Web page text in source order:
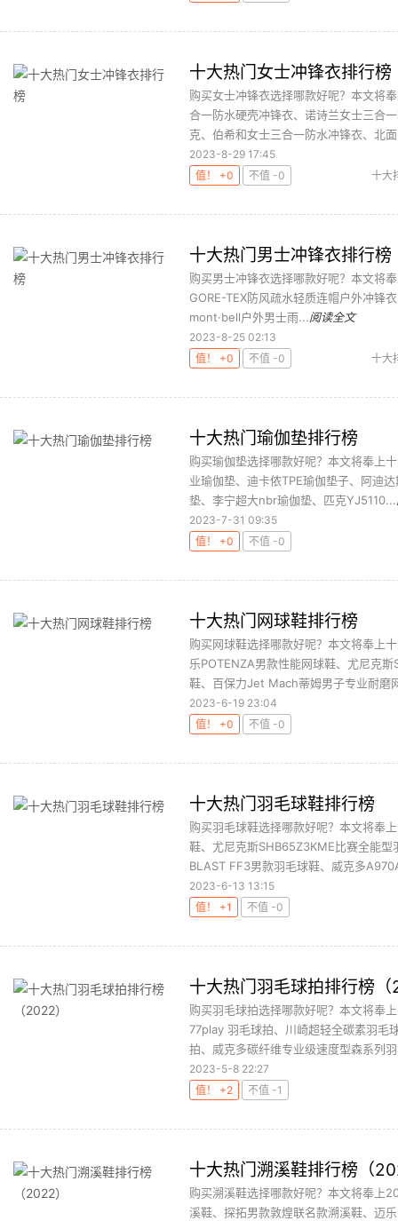
十大热门女士冲锋衣排行榜
购买女士冲锋衣选择哪款好呢？本文将
合一防水硬壳冲锋衣、诺诗兰女士三合
克、伯希和女士三合一防水冲锋衣、北
2023-8-29 17:45
值！ +0
不值 -0 十大
十大热门男士冲锋衣排行榜
购买男士冲锋衣选择哪款好呢？本文将
GORE-TEX防风疏水轻质连帽户外冲锋
mont·bell户外男士雨...阅读全文
2023-8-25 02:13
值！ +0
不值 -0 十大
十大热门瑜伽垫排行榜
购买瑜伽垫选择哪款好呢？本文将奉上
业瑜伽垫、迪卡侬TPE瑜伽垫子、阿迪
垫、李宁超大nbr瑜伽垫、匹克YJ5110...
2023-7-31 09:35
值！ +0
不值 -0
十大热门网球鞋排行榜
购买网球鞋选择哪款好呢？本文将奉上
乐POTENZA男款性能网球鞋、尤尼克
鞋、百保力Jet Mach蒂姆男子专业耐磨
2023-6-19 23:04
值！ +0
不值 -0
十大热门羽毛球鞋排行榜
购买羽毛球鞋选择哪款好呢？本文将奉
鞋、尤尼克斯SHB65Z3KME比赛全能
BLAST FF3男款羽毛球鞋、威克多
2023-6-13 13:15
值！ +1
不值 -0
十大热门羽毛球拍排行榜
购买羽毛球拍选择哪款好呢？本文将奉
77play 羽毛球拍、川崎超轻全碳素羽毛
拍、威克多碳纤维专业级速度型森系列
2023-5-8 22:27
值！ +2
不值 -1
十大热门溯溪鞋排行榜（
购买溯溪鞋选择哪款好呢？本文将奉上
溪鞋、探拓男款敦煌联名款溯溪鞋、迈